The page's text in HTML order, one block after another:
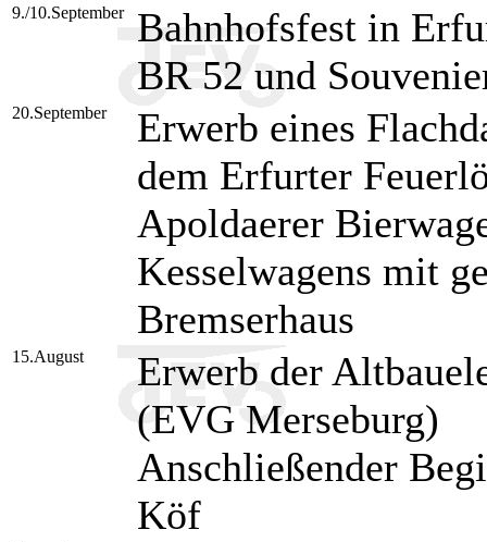
9./10.September
Bahnhofsfest in
BR 52 und
20.September
Erwerb eines
dem Erfurter
Apoldaerer
Kesselwagens mit
Bremserhaus
15.August
Erwerb der
(EVG Merseburg)
Anschließender
Köf